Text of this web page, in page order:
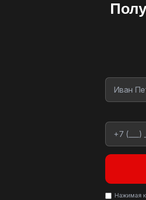
Нажимая